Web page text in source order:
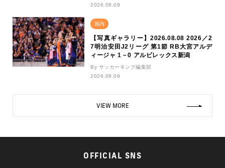
2026.08.09
国内
【写真ギャラリー】2026.08.08 2026／2
7明治安田J2リーグ 第1節 RB大宮アルデ
ィージャ 1－0 アルビレックス新潟
By サッカーキング編集部
2026.08.09
VIEW MORE
OFFICIAL SNS